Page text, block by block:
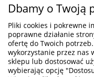
Ostrzegawcze
wysokiej
pomarańczowe
97,10 zł
Dbamy o Twoją
Pliki cookies i pokrewne
poprawne działanie
ofertę do Twoich
wykorzystanie przez nas
sklepu lub dostosować
wybierając opcję